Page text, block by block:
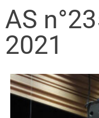
AS
2021